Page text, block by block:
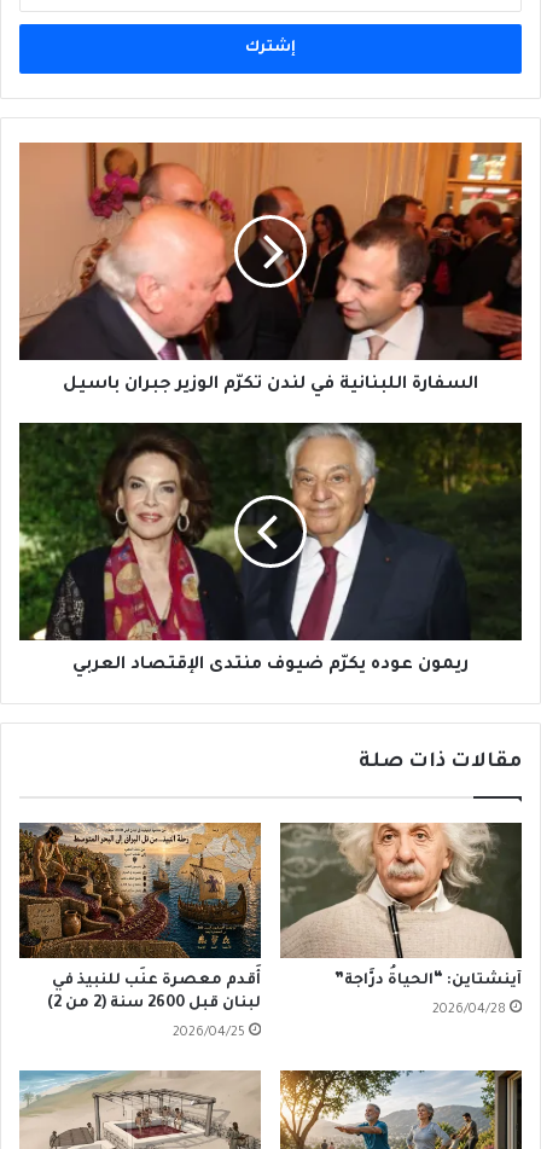
الإلكتروني
السفارة
اللبنانية
في
لندن
تكرّم
الوزير
جبران
باسيل
السفارة اللبنانية في لندن تكرّم الوزير جبران باسيل
عوده
يكرّم
ريمون عوده يكرّم ضيوف منتدى الإقتصاد العربي
مقالات ذات صلة
آينشتاين: “الحياةُ درَّاجة”
2026/04/28
أَقدم معصرة عنَب للنبيذ في
لبنان قبل 2600 سنة (2 من 2)
2026/04/25